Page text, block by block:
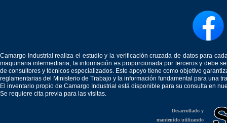
Camargo Industrial realiza el estudio y la verificación cruzada de datos para
maquinaria intermediaria, la información es proporcionada por terceros y debe
de consultores y técnicos especializados. Este apoyo tiene como objetivo
reglamentarias del Ministerio de Trabajo y la información fundamental para una
El inventario propio de Camargo Industrial está disponible para su consulta en
Se requiere cita previa para las visitas.
Desarrollado y
mantenido utilizando